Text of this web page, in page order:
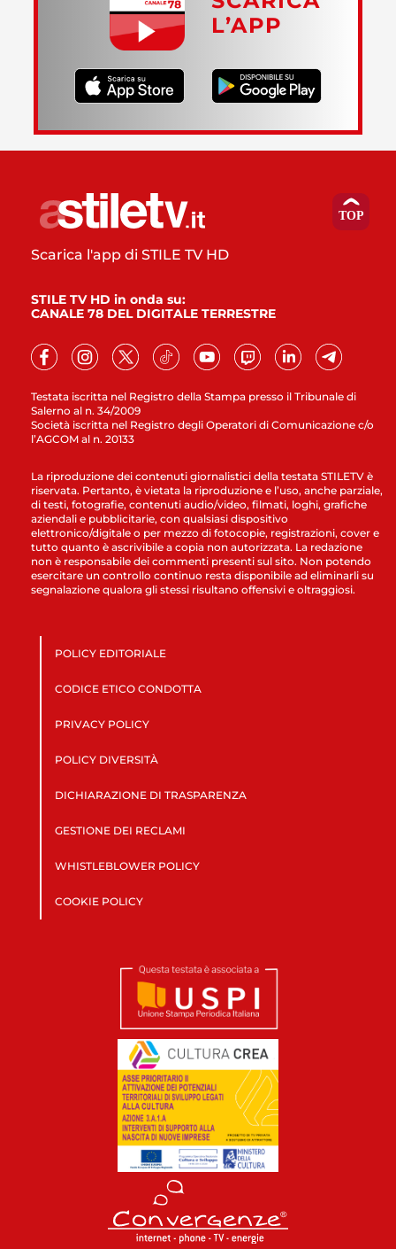
L’APP
Testata iscritta nel Registro della Stampa presso il Tribunale di
Salerno al n. 34/2009
Società iscritta nel Registro degli Operatori di Comunicazione c/o
l’AGCOM al n. 20133
Scarica l'app di STILE TV HD
STILE TV HD in onda su:
CANALE 78 DEL DIGITALE TERRESTRE
La riproduzione dei contenuti giornalistici della testata STILETV è
riservata. Pertanto, è vietata la riproduzione e l’uso, anche parziale,
di testi, fotografie, contenuti audio/video, filmati, loghi, grafiche
aziendali e pubblicitarie, con qualsiasi dispositivo
elettronico/digitale o per mezzo di fotocopie, registrazioni, cover e
tutto quanto è ascrivibile a copia non autorizzata. La redazione
non è responsabile dei commenti presenti sul sito. Non potendo
esercitare un controllo continuo resta disponibile ad eliminarli su
segnalazione qualora gli stessi risultano offensivi e oltraggiosi.
POLICY EDITORIALE
CODICE ETICO CONDOTTA
PRIVACY POLICY
POLICY DIVERSITÀ
DICHIARAZIONE DI TRASPARENZA
GESTIONE DEI RECLAMI
WHISTLEBLOWER POLICY
COOKIE POLICY